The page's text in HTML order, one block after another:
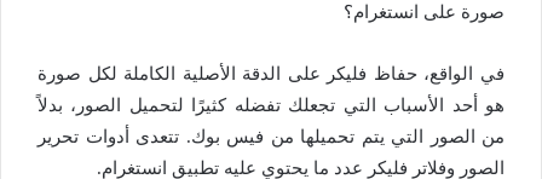
صورة على انستغرام؟
في الواقع، حفاظ فليكر على الدقة الأصلية الكاملة لكل صورة
هو أحد الأسباب التي تجعلك تفضله كثيرًا لتحميل الصور، بدلاً
من الصور التي يتم تحميلها من فيس بوك. تتعدى أدوات تحرير
الصور وفلاتر فليكر عدد ما يحتوي عليه تطبيق انستغرام.